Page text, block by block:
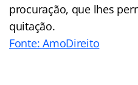
procuração, que lhes
quitação.
Fonte: AmoDireito